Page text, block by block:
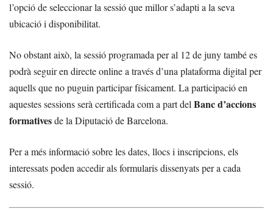
l’opció de seleccionar la sessió que millor s’adapti a la seva
ubicació i disponibilitat.
No obstant això, la sessió programada per al 12 de juny també es
podrà seguir en directe online a través d’una plataforma digital per
aquells que no puguin participar físicament. La participació en
aquestes sessions serà certificada com a part del Banc d’accions
formativesde la Diputació de Barcelona.
Per a més informació sobre les dates, llocs i inscripcions, els
interessats poden accedir als formularis dissenyats per a cada
sessió.